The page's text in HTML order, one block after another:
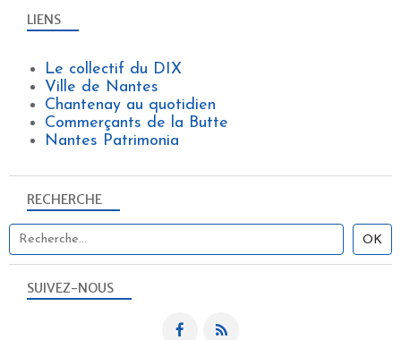
SUIVEZ-NOUS
RECHERCHE
LIENS
Le collectif du DIX
Ville de Nantes
Chantenay au quotidien
Commerçants de la Butte
Nantes Patrimonia